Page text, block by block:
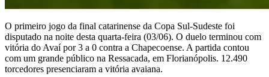
O primeiro jogo da final catarinense da Copa Sul-Sudeste foi
disputado na noite desta quarta-feira (03/06). O duelo terminou com
vitória do Avaí por 3 a 0 contra a Chapecoense. A partida contou
com um grande público na Ressacada, em Florianópolis. 12.490
torcedores presenciaram a vitória avaiana.